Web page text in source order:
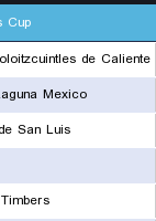
Cup
Mexico
San Luis